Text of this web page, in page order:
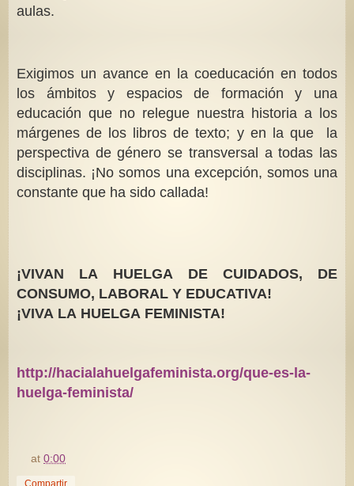
aulas.
Exigimos un avance en la coeducación en todos
los ámbitos y espacios de formación y una
educación que no relegue nuestra historia a los
márgenes de los libros de texto; y en la que la
perspectiva de género se transversal a todas las
disciplinas. ¡No somos una excepción, somos una
constante que ha sido callada!
¡VIVAN LA HUELGA DE CUIDADOS, DE
CONSUMO, LABORAL Y EDUCATIVA!
¡VIVA LA HUELGA FEMINISTA!
http://hacialahuelgafeminista.org/que-es-la-
huelga-feminista/
at0:00
Compartir